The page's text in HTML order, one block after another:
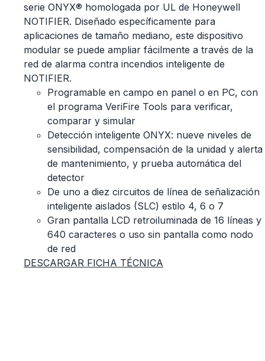
serie ONYX® homologada por UL de Honeywell
NOTIFIER. Diseñado específicamente para
aplicaciones de tamaño mediano, este dispositivo
modular se puede ampliar fácilmente a través de la
red de alarma contra incendios inteligente de
NOTIFIER.
Programable en campo en panel o en PC, con
el programa VeriFire Tools para verificar,
comparar y simular
Detección inteligente ONYX: nueve niveles de
sensibilidad, compensación de la unidad y alerta
de mantenimiento, y prueba automática del
detector
De uno a diez circuitos de línea de señalización
inteligente aislados (SLC) estilo 4, 6 o 7
Gran pantalla LCD retroiluminada de 16 líneas y
640 caracteres o uso sin pantalla como nodo
de red
DESCARGAR FICHA TÉCNICA